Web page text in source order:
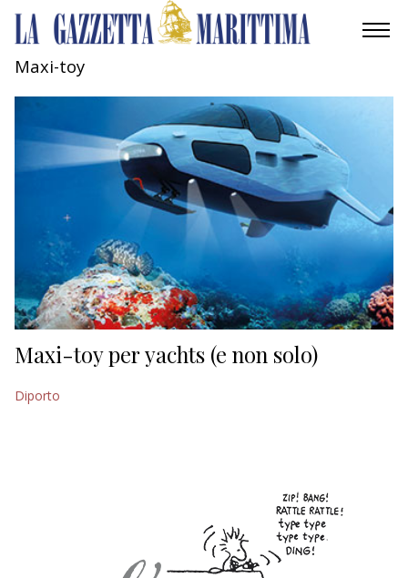
AMBIENTE
MOBILITÀ
INDUSTRIA
RICERCA
ECONOMIA
TURISMO
CULTURA
NAUTICA
Maxi-toy
Maxi-toy per yachts (e non solo)
Diporto